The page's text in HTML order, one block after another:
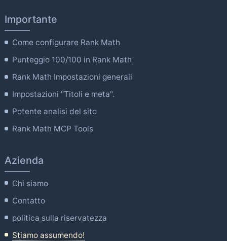
Importante
Come configurare Rank Math
Punteggio 100/100 in Rank Math
Rank Math Impostazioni generali
Impostazioni "Titoli e meta".
Potente analisi del sito
Rank Math MCP Tools
Azienda
Chi siamo
Contatto
politica sulla riservatezza
Stiamo assumendo!